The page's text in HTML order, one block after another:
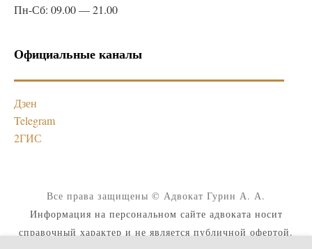
Пн-Сб: 09.00 — 21.00
Официальные каналы
Дзен
Telegram
2ГИС
Все права защищены © Адвокат Гурин А. А.
Информация на персональном сайте адвоката носит
справочный характер и не является публичной офертой.